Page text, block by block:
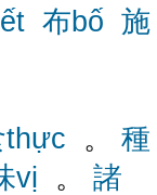
布bố 施
thực 。 種
vị 。 諸